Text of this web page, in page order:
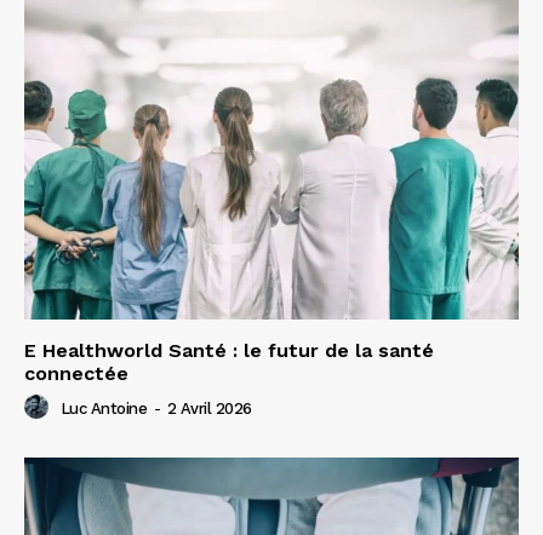
E Healthworld Santé : le futur de la santé
connectée
Luc Antoine - 2 Avril 2026